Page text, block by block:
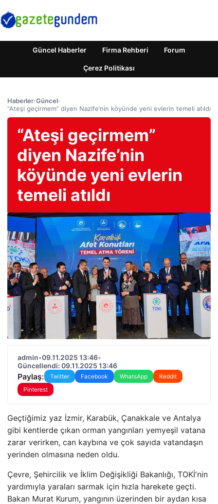
Güncel Haberler Firma Rehberi Forum
Çerez Politikası
Haberler›Güncel›
“Ateşi geçirmem” diyen Nazife’nin köyünde yeni evlerin temeli atıldı
“Ateşi geçirmem”
diyen Nazife’nin
köyünde yeni evlerin
temeli atıldı
admin•09.11.2025 13:46•
Güncellendi: 09.11.2025 13:46
Paylaş: Twitter Facebook WhatsApp
Reddit
Pinterest
Geçtiğimiz yaz İzmir, Karabük, Çanakkale ve Antalya
gibi kentlerde çıkan orman yangınları yemyeşil vatana
zarar verirken, can kaybına ve çok sayıda vatandaşın
yerinden olmasına neden oldu.
Çevre, Şehircilik ve İklim Değişikliği Bakanlığı, TOKİ'nin
yardımıyla yaraları sarmak için hızla harekete geçti.
Bakan Murat Kurum, yangının üzerinden bir aydan kısa